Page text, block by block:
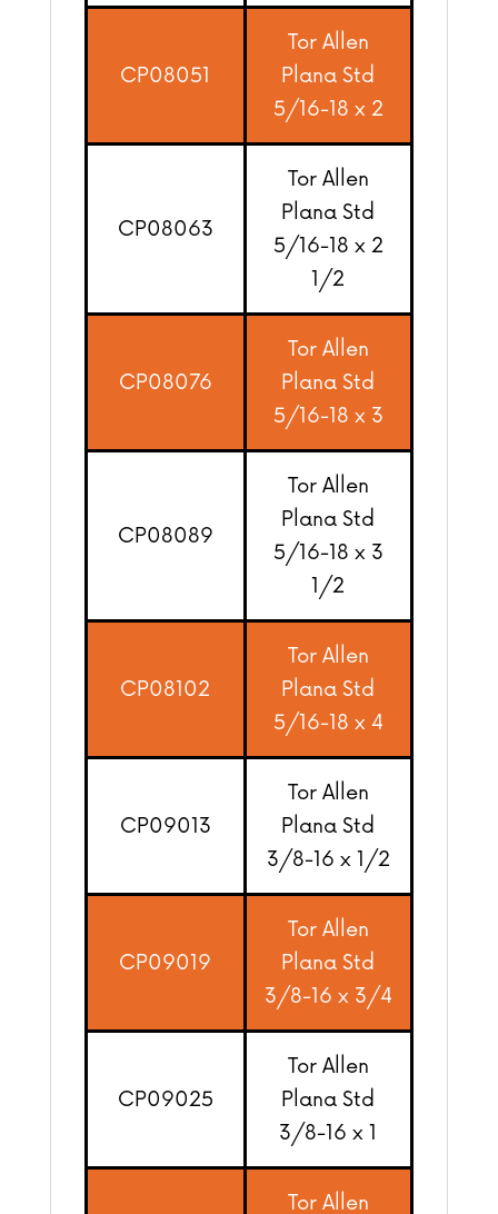
CP08051
Tor Allen
Plana Std
5/16-18 x 2
CP08063
Tor Allen
Plana Std
5/16-18 x 2
1/2
CP08076
Tor Allen
Plana Std
5/16-18 x 3
CP08089
Tor Allen
Plana Std
5/16-18 x 3
1/2
CP08102
Tor Allen
Plana Std
5/16-18 x 4
CP09013
Tor Allen
Plana Std
3/8-16 x 1/2
CP09019
Tor Allen
Plana Std
3/8-16 x 3/4
CP09025
Tor Allen
Plana Std
3/8-16 x 1
Tor Allen